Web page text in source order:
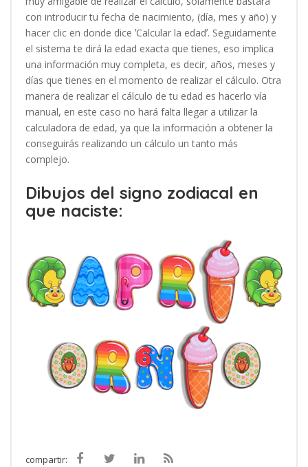
con introducir tu fecha de nacimiento, (día, mes y año) y
hacer clic en donde dice ʼCalcular la edadʼ. Seguidamente
el sistema te dirá la edad exacta que tienes, eso implica
una información muy completa, es decir, años, meses y
días que tienes en el momento de realizar el cálculo. Otra
manera de realizar el cálculo de tu edad es hacerlo vía
manual, en este caso no hará falta llegar a utilizar la
calculadora de edad, ya que la información a obtener la
conseguirás realizando un cálculo un tanto más
complejo.
Dibujos del signo zodiacal en
que naciste:
compartir: